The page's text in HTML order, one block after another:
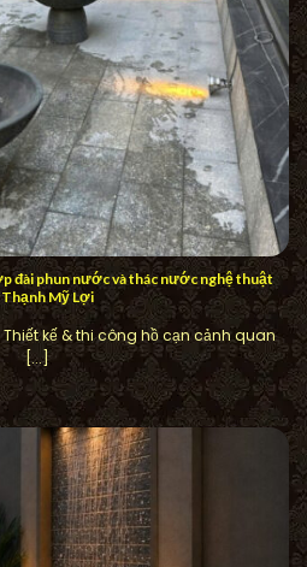
đài phun nước và thác nước nghệ thuật
Mỹ Lợi
kế & thi công hồ cạn cảnh quan
[...]